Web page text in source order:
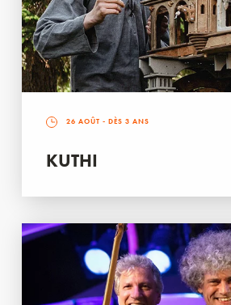
26 AOÛT - DÈS 3 ANS
KUTHI